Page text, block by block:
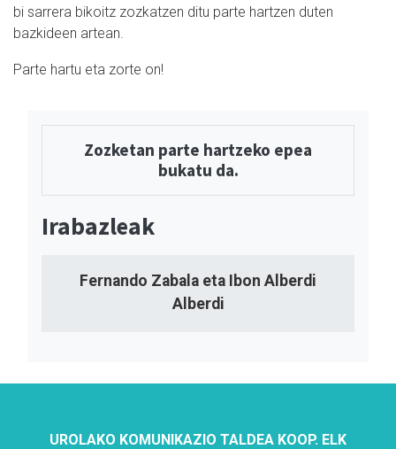
bi sarrera bikoitz zozkatzen ditu parte hartzen duten
bazkideen artean.
Parte hartu eta zorte on!
Zozketan parte hartzeko epea
bukatu da.
Irabazleak
Fernando Zabala eta Ibon Alberdi
Alberdi
UROLAKO KOMUNIKAZIO TALDEA KOOP. ELK